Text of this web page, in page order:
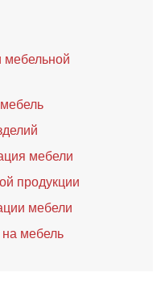
мебели
продукции
мебели
на мебель